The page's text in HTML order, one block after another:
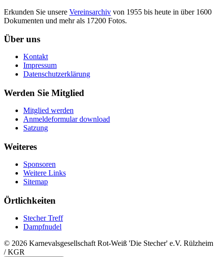
Erkunden Sie unsere Vereinsarchiv von 1955 bis heute in über 1600
Dokumenten und mehr als 17200 Fotos.
Über uns
Kontakt
Impressum
Datenschutzerklärung
Werden Sie Mitglied
Mitglied werden
Anmeldeformular download
Satzung
Weiteres
Sponsoren
Weitere Links
Sitemap
Örtlichkeiten
Stecher Treff
Dampfnudel
© 2026 Karnevalsgesellschaft Rot-Weiß 'Die Stecher' e.V. Rülzheim
/ KGR